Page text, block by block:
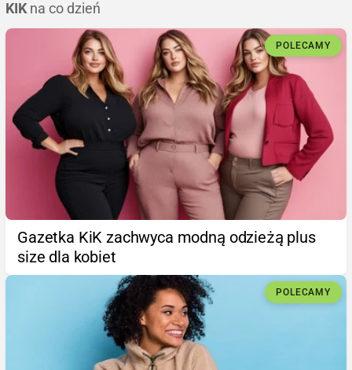
KIKna co dzień
POLECAMY
Gazetka KiK zachwyca modną odzieżą plus
size dla kobiet
POLECAMY